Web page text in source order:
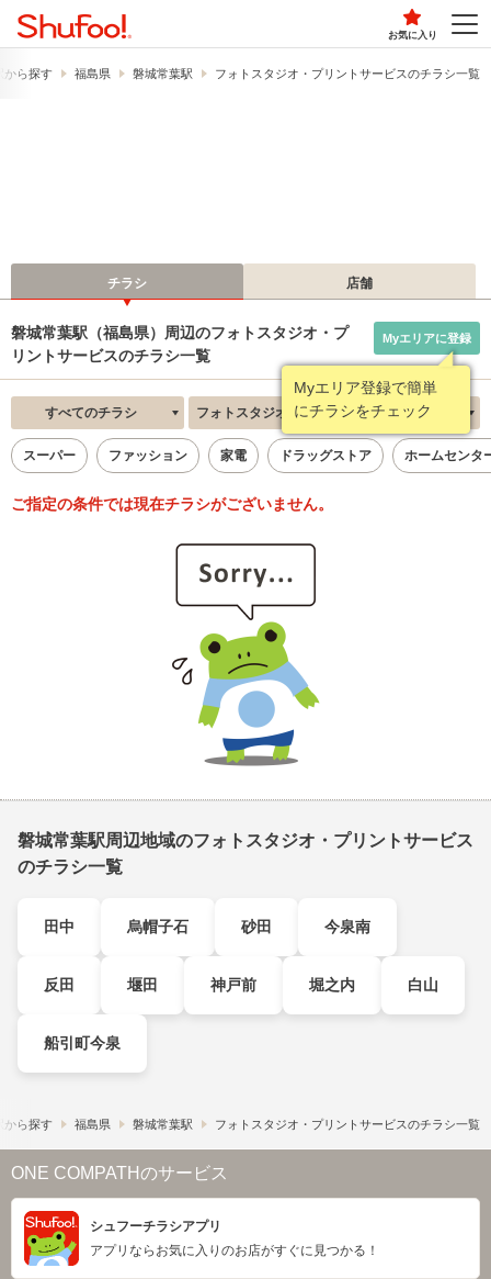
お気に入り
から探す 福島県 磐城常葉駅 フォトスタジオ・プリントサービスのチラシ一覧
チラシ 店舗
磐城常葉駅（福島県）周辺のフォトスタジオ・プ
リントサービスのチラシ一覧
Myエリア登録で簡単
にチラシをチェック
Myエリアに登録
すべてのチラシ フォトスタジオ・プリントサービス 新着順
スーパー ファッション 家電 ドラッグストア ホームセンタ
ご指定の条件では現在チラシがございません。
磐城常葉駅周辺地域のフォトスタジオ・プリントサービス
のチラシ一覧
田中 烏帽子石 砂田 今泉南
反田 堰田 神戸前 堀之内 白山
船引町今泉
から探す 福島県 磐城常葉駅 フォトスタジオ・プリントサービスのチラシ一覧
ONE COMPATHのサービス
シュフーチラシアプリ
アプリならお気に入りのお店がすぐに見つかる！